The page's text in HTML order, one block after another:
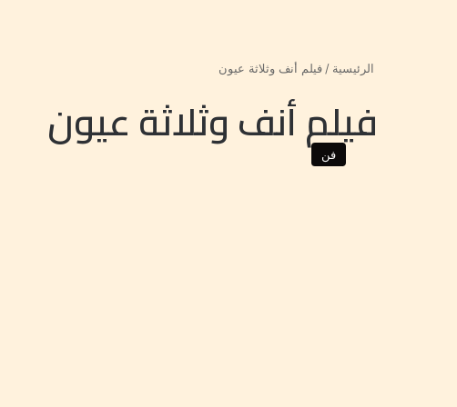
الرئيسية / فيلم أنف وثلاثة عيون
فيلم أنف وثلاثة عيون
فن